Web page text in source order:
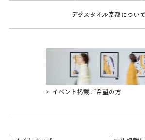
デジスタイル京都について
イベント掲載ご希望の方